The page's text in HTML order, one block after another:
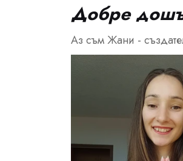
Добре
Аз съм Жани -